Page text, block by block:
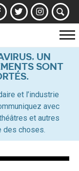
la
UN
SONT
et l’industrie
avec
et autres
des choses.